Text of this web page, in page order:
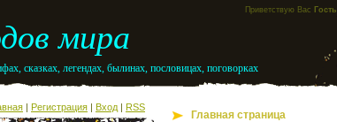
Приветствую Вас Гость
мира
сказках, легендах, былинах, пословицах, поговорках
| Регистрация | Вход | RSS
Главная страница